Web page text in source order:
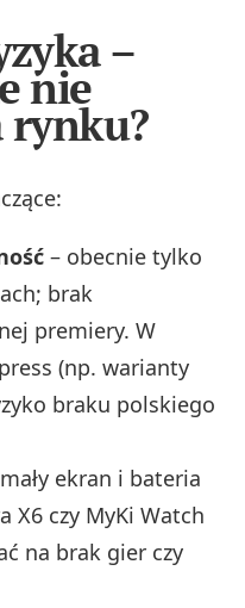
–
nie
rynku?
– obecnie tylko
brak
premiery. W
(np. warianty
braku polskiego
ekran i bateria
X6 czy MyKi Watch
na brak gier czy